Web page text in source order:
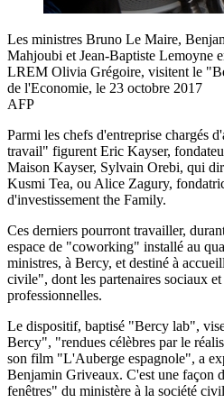
Les ministres Bruno Le Maire,
Mahjoubi et Jean-Baptiste Lemoyne
LREM Olivia Grégoire, visitent le
de l'Economie, le 23 octobre 2017
AFP
Parmi les chefs d'entreprise chargés
travail" figurent Eric Kayser,
Maison Kayser, Sylvain Orebi, qui
Kusmi Tea, ou Alice Zagury,
d'investissement the Family.
Ces derniers pourront travailler,
espace de "coworking" installé au
ministres, à Bercy, et destiné à
civile", dont les partenaires sociaux
professionnelles.
Le dispositif, baptisé "Bercy lab",
Bercy", "rendues célèbres par le
son film "L'Auberge espagnole", a
Benjamin Griveaux. C'est une façon
fenêtres" du ministère à la société